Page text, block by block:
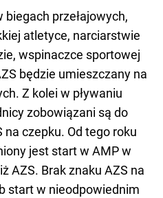
biegach przełajowych,
atletyce, narciarstwie
wspinaczce sportowej
będzie umieszczany na
Z kolei w pływaniu
zobowiązani są do
czepku. Od tego roku
jest start w AMP w
AZS. Brak znaku AZS na
start w nieodpowiednim